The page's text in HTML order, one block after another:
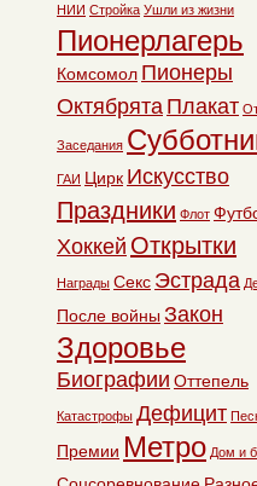
НИИ Стройка Ушли из жизни
Пионерлагерь
Комсомол Пионеры
Октябрята Плакат
Заседания
ГАИ Цирк Искусство
Праздники Флот
Хоккей Открытки
Награды Секс Эстрада
После войны Закон
Здоровье
Биографии Оттепель
Катастрофы Дефицит
Премии Метро Дом и